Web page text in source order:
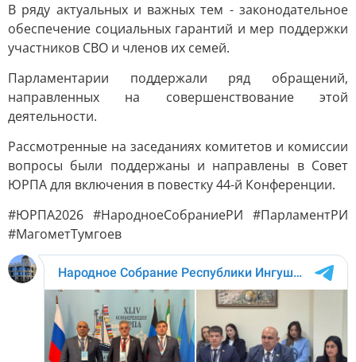
В ряду актуальных и важных тем - законодательное
обеспечение социальных гарантий и мер поддержки
участников СВО и членов их семей.
Парламентарии поддержали ряд обращений,
направленных на совершенствование этой
деятельности.
Рассмотренные на заседаниях комитетов и комиссии
вопросы были поддержаны и направлены в Совет
ЮРПА для включения в повестку 44-й Конференции.
#ЮРПА2026 #НародноеСобраниеРИ #ПарламентРИ
#МагометТумгоев